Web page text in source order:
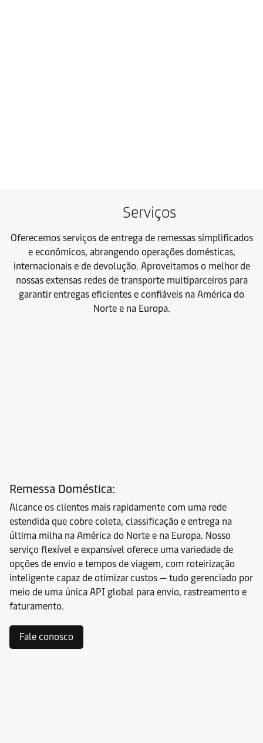
Serviços
Oferecemos serviços de entrega de remessas simplificados
e econômicos, abrangendo operações domésticas,
internacionais e de devolução. Aproveitamos o melhor de
nossas extensas redes de transporte multiparceiros para
garantir entregas eficientes e confiáveis na América do
Norte e na Europa.
Remessa Doméstica:
Alcance os clientes mais rapidamente com uma rede
estendida que cobre coleta, classificação e entrega na
última milha na América do Norte e na Europa. Nosso
serviço flexível e expansível oferece uma variedade de
opções de envio e tempos de viagem, com roteirização
inteligente capaz de otimizar custos — tudo gerenciado por
meio de uma única API global para envio, rastreamento e
faturamento.
Fale conosco